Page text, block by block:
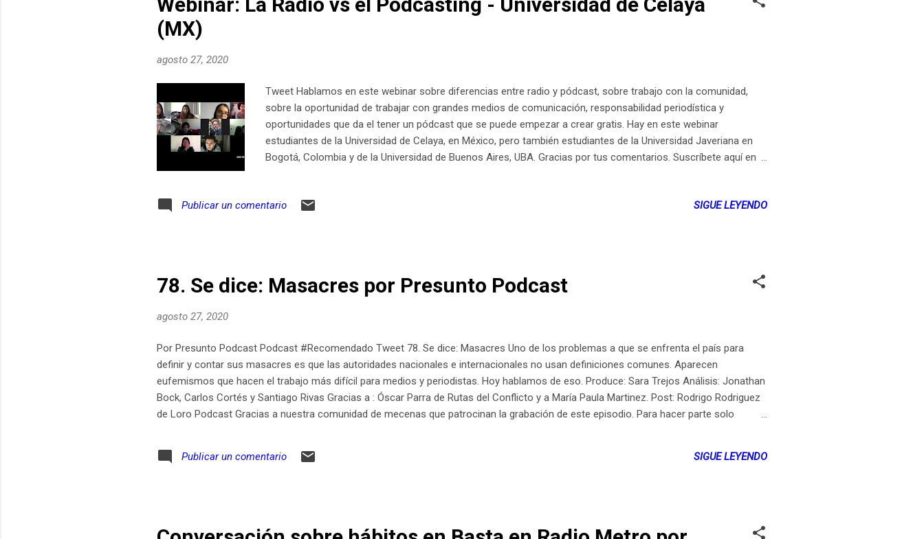
(MX)
agosto 27, 2020
Tweet Hablamos en este webinar sobre diferencias entre radio y pódcast, sobre trabajo con la comunidad,
sobre la oportunidad de trabajar con grandes medios de comunicación, responsabilidad periodística y
oportunidades que da el tener un pódcast que se puede empezar a crear gratis. Hay en este webinar
estudiantes de la Universidad de Celaya, en México, pero también estudiantes de la Universidad Javeriana en
Bogotá, Colombia y de la Universidad de Buenos Aires, UBA. Gracias por tus comentarios. Suscríbete aquí en
https://youtu.be/KPVBGgTni9Y
Publicar un comentario SIGUE LEYENDO
78. Se dice: Masacres por Presunto Podcast
agosto 27, 2020
Por Presunto Podcast Podcast #Recomendado Tweet 78. Se dice: Masacres Uno de los problemas a que se enfrenta el país para
definir y contar sus masacres es que las autoridades nacionales e internacionales no usan definiciones comunes. Aparecen
eufemismos que hacen el trabajo más difícil para medios y periodistas. Hoy hablamos de eso. Produce: Sara Trejos Análisis: Jonathan
Bock, Carlos Cortés y Santiago Rivas Gracias a : Óscar Parra de Rutas del Conflicto y a María Paula Martinez. Post: Rodrigo Rodriguez
de Loro Podcast Gracias a nuestra comunidad de mecenas que patrocinan la grabación de este episodio. Para hacer parte solo
Publicar un comentario SIGUE LEYENDO